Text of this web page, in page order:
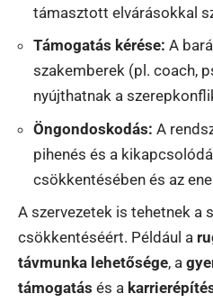
támasztott elvárásokkal
Támogatás kérése: A
szakemberek (pl. coach,
nyújthatnak a
Öngondoskodás: A
pihenés és a
csökkentésében és az
A szervezetek is tehetnek a
csökkentéséért. Például a
távmunka lehetősége, a
támogatás és a